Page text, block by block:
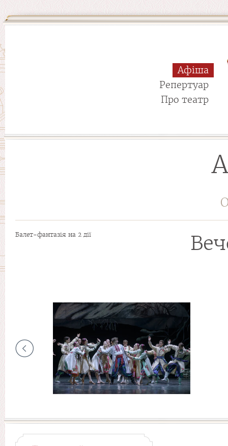
Афіша
Репертуар
Про театр
Балет-фантазія на 2 дії